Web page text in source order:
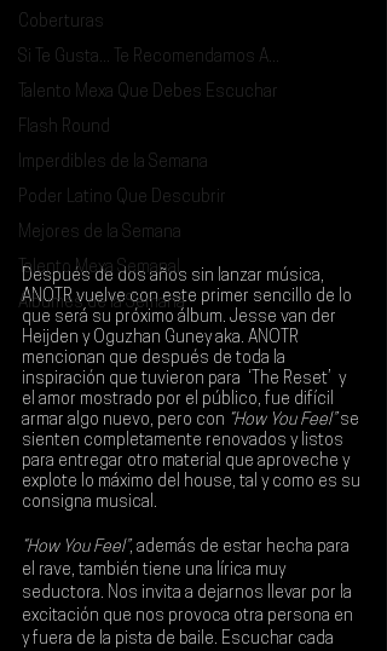
Coberturas
Si Te Gusta... Te Recomendamos A...
Talento Mexa Que Debes Escuchar
Flash Round
Imperdibles de la Semana
Poder Latino Que Descubrir
Mejores de la Semana
Talento Mexa Semanal
Álbumes de la Semana
Después de dos años sin lanzar música,
ANOTR vuelve con este primer sencillo de lo
que será su próximo álbum. Jesse van der
Heijden y Oguzhan Guney aka. ANOTR
mencionan que después de toda la
inspiración que tuvieron para  ‘The Reset’  y
el amor mostrado por el público, fue difícil
armar algo nuevo, pero con “How You Feel” se
sienten completamente renovados y listos
para entregar otro material que aproveche y
explote lo máximo del house, tal y como es su
consigna musical.
“How You Feel”, además de estar hecha para
el rave, también tiene una lírica muy
seductora. Nos invita a dejarnos llevar por la
excitación que nos provoca otra persona en
y fuera de la pista de baile. Escuchar cada